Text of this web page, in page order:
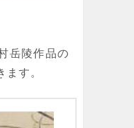
岳陵作品の
す。